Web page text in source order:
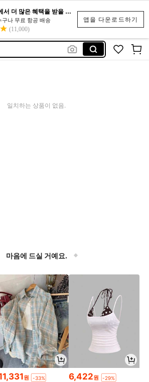
앱을 다운로드하기
SHEIN앱에서 더 많은 혜택을 받을 수 있어요.
구나 무료 항공 배송
(11,000)
일치하는 상품이 없음.
마음에 드실 거예요.
원 -33% 6,422원 -29%